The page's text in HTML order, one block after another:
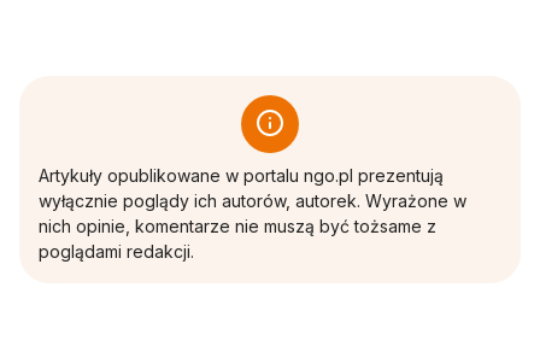
Artykuły opublikowane w portalu ngo.pl prezentują
wyłącznie poglądy ich autorów, autorek. Wyrażone w
nich opinie, komentarze nie muszą być tożsame z
poglądami redakcji.